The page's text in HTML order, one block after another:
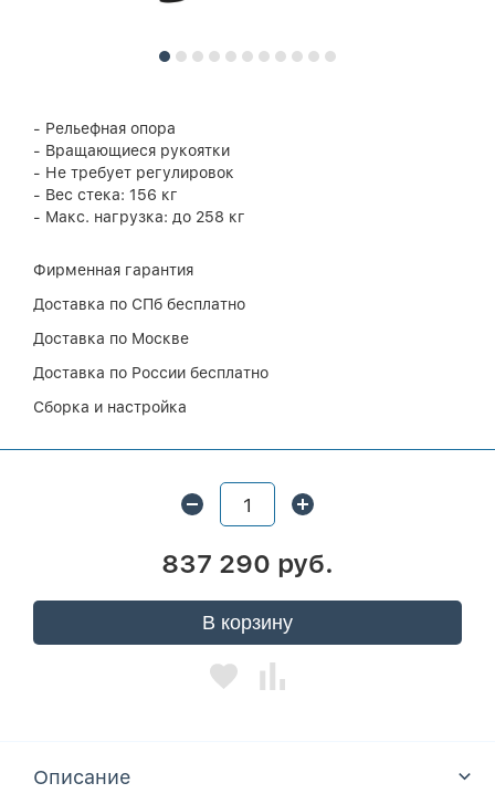
- Рельефная опора
- Вращающиеся рукоятки
- Не требует регулировок
- Вес стека: 156 кг
- Макс. нагрузка: до 258 кг
Фирменная гарантия
Доставка по СПб бесплатно
Доставка по Москве
Доставка по России бесплатно
Сборка и настройка
837 290 руб.
В корзину
Описание